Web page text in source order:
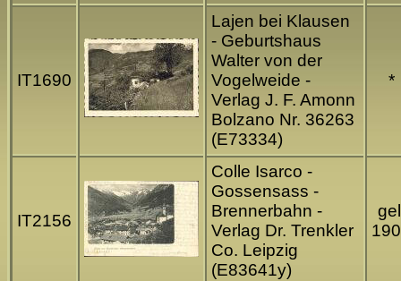
IT1690
Lajen bei Klausen
- Geburtshaus
Walter von der
Vogelweide -
Verlag J. F. Amonn
Bolzano Nr. 36263
(E73334)
*
IT2156
Colle Isarco -
Gossensass -
Brennerbahn -
Verlag Dr. Trenkler
Co. Leipzig
(E83641y)